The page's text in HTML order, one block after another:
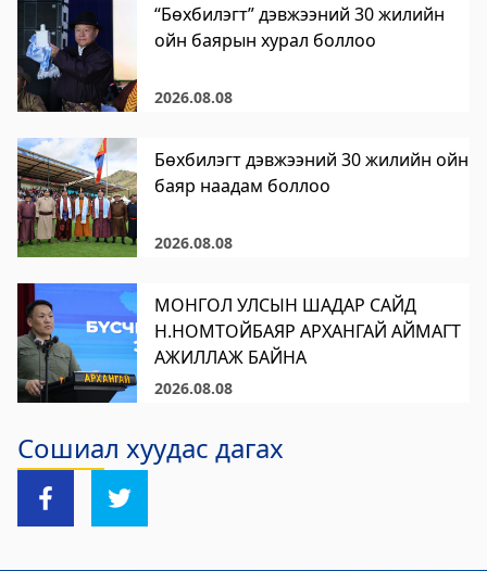
Сод Эрдэм Сургууль-Sod Erdem School
2024-09-02 01:18:58
Дэлгэрэнгүй
Хөвсгөл аймгийн Боловсрол, шинжлэх
ухааны газар
2024-08-26 03:23:18
Дэлгэрэнгүй
2024-08-12 08:33:05
Дэлгэрэнгүй
Хөвсгөл аймгийн Хүнс хөдөө, аж ахуйн
газар
2024-08-06 08:04:47
Дэлгэрэнгүй
“Бөхбилэгт” дэвжээний 30 жилийн
ойн баярын хурал боллоо
2026.08.08
Бөхбилэгт дэвжээний 30 жилийн ойн
баяр наадам боллоо
2026.08.08
МОНГОЛ УЛСЫН ШАДАР САЙД
Н.НОМТОЙБАЯР АРХАНГАЙ АЙМАГТ
АЖИЛЛАЖ БАЙНА
2026.08.08
Сошиал хуудас дагах